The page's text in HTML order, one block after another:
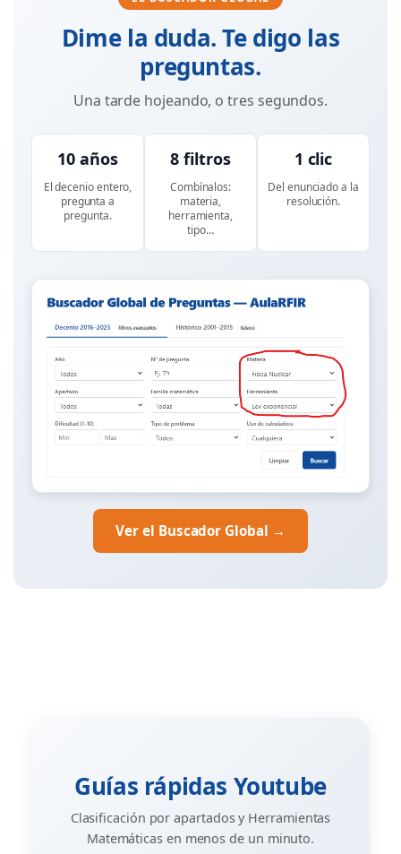
Dime la duda. Te digo las
preguntas.
Una tarde hojeando, o tres segundos.
10 años
El decenio entero,
pregunta a
pregunta.
8 filtros
Combínalos:
materia,
herramienta,
tipo…
1 clic
Del enunciado a la
resolución.
Ver el Buscador Global →
Guías rápidas Youtube
Clasificación por apartados y Herramientas
Matemáticas en menos de un minuto.